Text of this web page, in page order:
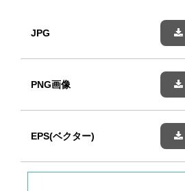
JPG
PNG画像
EPS(ベクター)